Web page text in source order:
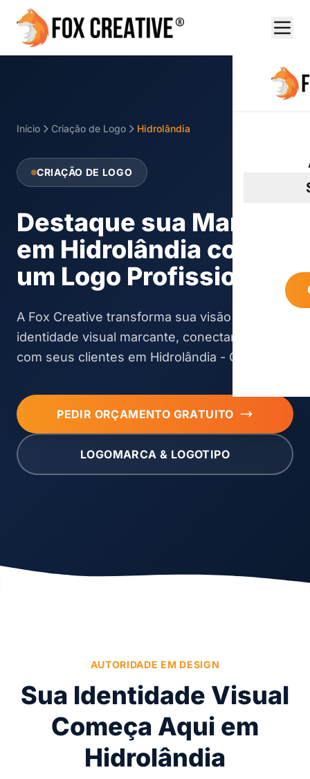
Início Criação de Logo Hidrolândia
CRIAÇÃO DE LOGO
Destaque sua Marca
em Hidrolândia com
um Logo Profissional
A Fox Creative transforma sua visão em uma
identidade visual marcante, conectando você
com seus clientes em Hidrolândia - CE.
PEDIR ORÇAMENTO GRATUITO
LOGOMARCA & LOGOTIPO
AUTORIDADE EM DESIGN
Sua Identidade Visual
Começa Aqui em
Hidrolândia